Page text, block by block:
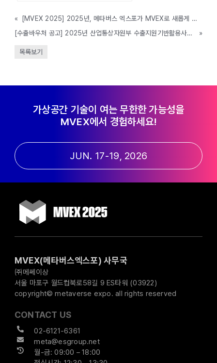
«
[MVEX 2025] 2025년, 메타버스 엑스포가 MVEX로 새롭게 태어납니다
[수출바우처 공고] 2025년 산업통상자원부 수출지원기반활용사업(산업 글로벌 진출역량 강화 사업) 참여기업 모집 공고 (~1/10 18:00까지)
»
목록보기
가상공간 기술이 여는 무한한 가능성을
MVEX에서 경험하세요!
JUN. 17-19, 2026
MVEX(메타버스엑스포) 사무국
㈜메쎄이상
서울 마포구 월드컵북로58길 9 ES타워 (03922)
copyright© metaverse expo. all rights reserved
CONTACT US
02-6121-6361
meta@esgroup.net
월-금: 09:00 – 18:00